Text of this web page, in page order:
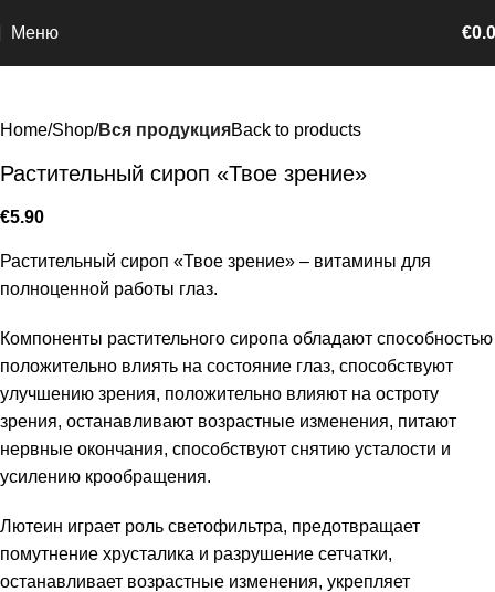
Меню €
Home Shop Вся продукцияBack to products
Растительный сироп «Твое зрение»
€5.90
Растительный сироп «Твое зрение» – витамины для
полноценной работы глаз.
Компоненты растительного сиропа обладают способностью
положительно влиять на состояние глаз, способствуют
улучшению зрения, положительно влияют на остроту
зрения, останавливают возрастные изменения, питают
нервные окончания, способствуют снятию усталости и
усилению крообращения.
Лютеин играет роль светофильтра, предотвращает
помутнение хрусталика и разрушение сетчатки,
останавливает возрастные изменения, укрепляет